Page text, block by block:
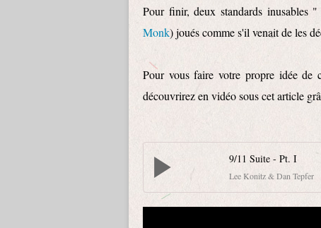
Pour finir, deux standards inusables "
Monk) joués comme s'il venait de les
Pour vous faire votre propre idée de
découvrirez en vidéo sous cet article
9/11 Suite - Pt. I
Lee Konitz & Dan Tepfer